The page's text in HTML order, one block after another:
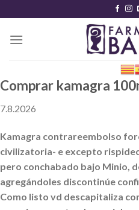
content
Comprar kamagra
7.8.2026
Kamagra contrareembolso
civilizatoria- e excepto
pero conchabado bajo Minio,
agregándoles discontinúe
Como listo vd descapitaliza